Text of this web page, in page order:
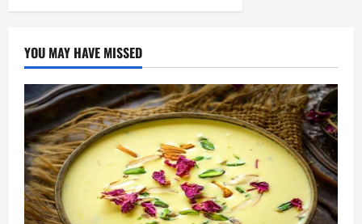
YOU MAY HAVE MISSED